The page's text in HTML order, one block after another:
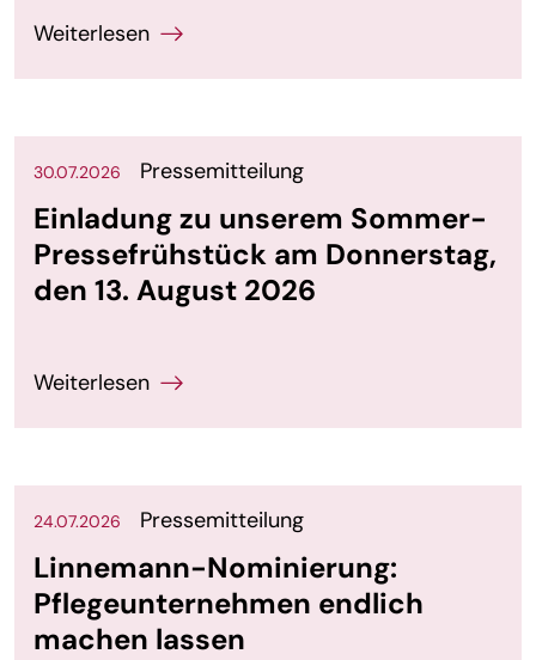
30.07.2026 Pressemitteilung
Einladung zu unserem Sommer-
Pressefrühstück am Donnerstag,
den 13. August 2026
24.07.2026 Pressemitteilung
Linnemann-Nominierung:
Pflegeunternehmen endlich
machen lassen